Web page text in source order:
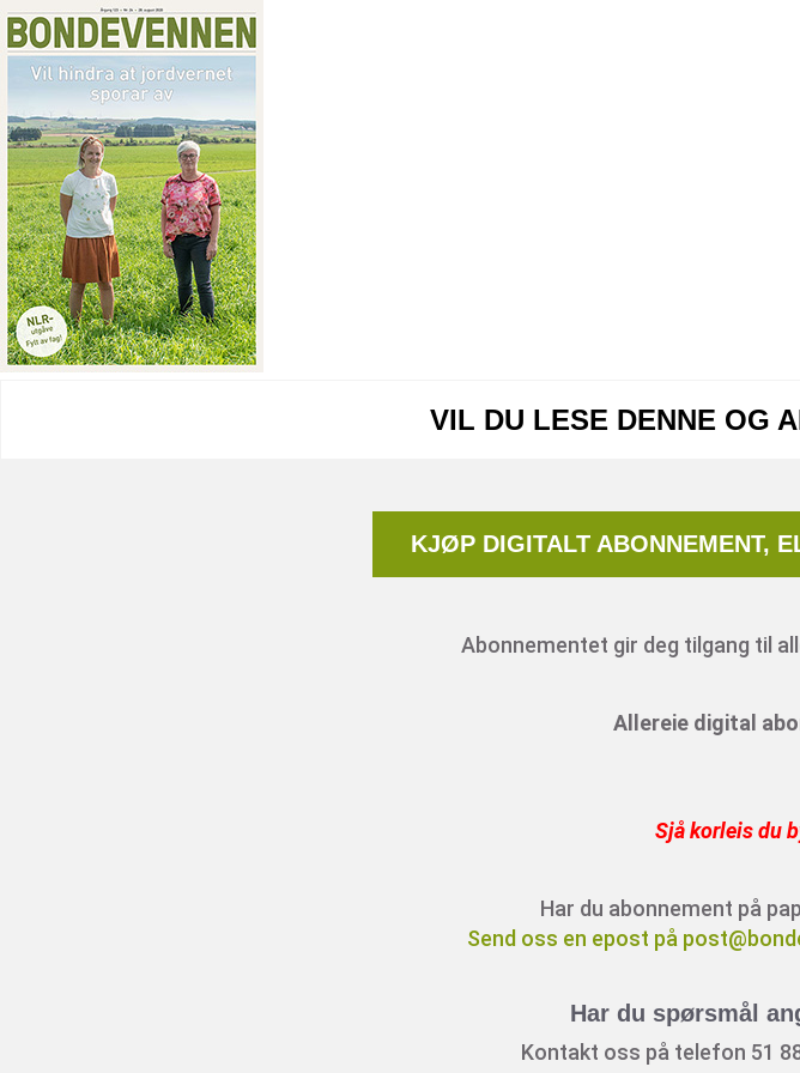
VIL DU LESE DENNE OG
KJØP DIGITALT ABONNEMENT,
Abonnementet gir deg tilgang til
Allereie digital
Sjå korleis du
Har du abonnement på
Send oss en epost på
Har du spørsmål
Kontakt oss på telefon 51